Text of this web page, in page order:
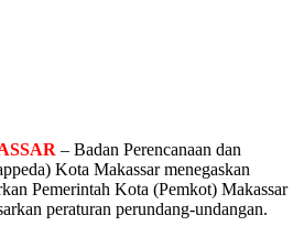
– Badan Perencanaan dan
Kota Makassar menegaskan
Pemerintah Kota (Pemkot) Makassar
peraturan perundang-undangan.